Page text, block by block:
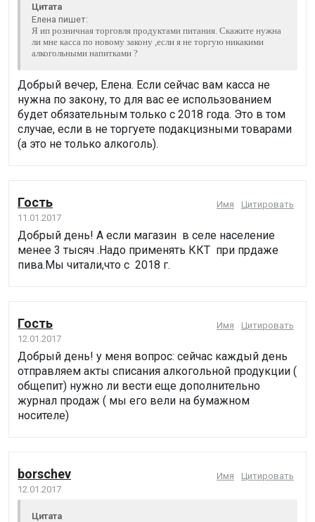
Цитата
Елена пишет:
Я ип розничная торговля продуктами питания. Скажите нужна
ли мне касса по новому закону ,если я не торгую никакими
алкогольными напитками ?
Добрый вечер, Елена. Если сейчас вам касса не
нужна по закону, то для вас ее использованием
будет обязательным только с 2018 года. Это в том
случае, если в не торгуете подакцизными товарами
(а это не только алкоголь).
Гость
11.01.2017
Имя Цитировать
Добрый день! А если магазин в селе население
менее 3 тысяч .Надо применять ККТ при прдаже
пива.Мы читали,что с 2018 г.
Гость
12.01.2017
Имя Цитировать
Добрый день! у меня вопрос: сейчас каждый день
отправляем акты списания алкогольной продукции (
общепит) нужно ли вести еще дополнительно
журнал продаж ( мы его вели на бумажном
носителе)
borschev
12.01.2017
Имя Цитировать
Цитата